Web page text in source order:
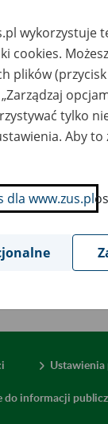
456 kb)
do informacji
wykorzystuje
cookies.
plików
tylko
Aby
dla www.zus.pl